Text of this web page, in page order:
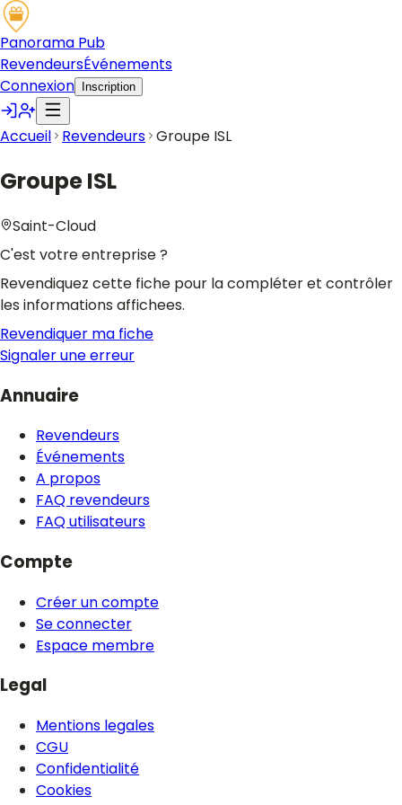
Panorama Pub
RevendeursÉvénements
Connexion
Inscription
Accueil Revendeurs Groupe ISL
Groupe ISL
Saint-Cloud
C'est votre entreprise ?
Revendiquez cette fiche pour la compléter et contrôler
les informations affichees.
Revendiquer ma fiche
Signaler une erreur
Annuaire
Revendeurs
Événements
A propos
FAQ revendeurs
FAQ utilisateurs
Compte
Créer un compte
Se connecter
Espace membre
Legal
Mentions legales
CGU
Confidentialité
Cookies